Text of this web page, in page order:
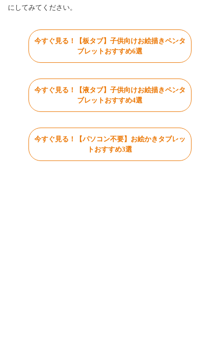
にしてみてください。
今すぐ見る！【板タブ】子供向けお絵描きペンタ
ブレットおすすめ6選
今すぐ見る！【液タブ】子供向けお絵描きペンタ
ブレットおすすめ4選
今すぐ見る！【パソコン不要】お絵かきタブレッ
トおすすめ3選